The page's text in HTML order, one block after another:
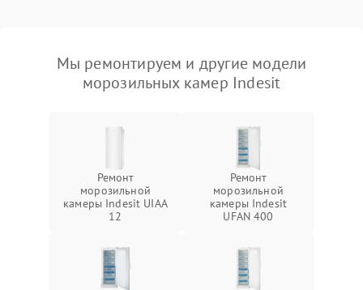
Мы ремонтируем и другие модели
морозильных камер Indesit
Ремонт
морозильной
камеры Indesit UIAA
12
Ремонт
морозильной
камеры Indesit
UFAN 400